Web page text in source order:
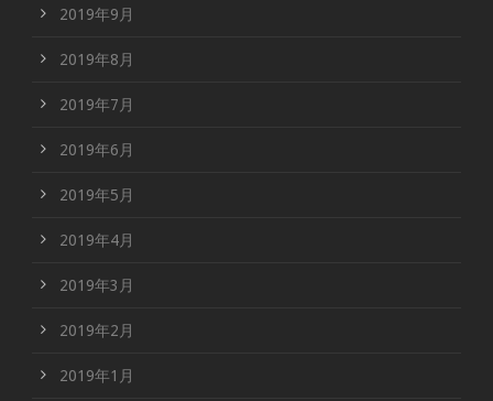
2019年9月
2019年8月
2019年7月
2019年6月
2019年5月
2019年4月
2019年3月
2019年2月
2019年1月